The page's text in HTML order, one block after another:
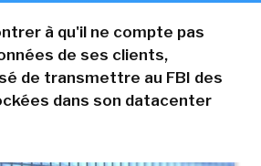
à qu'il ne compte pas
de ses clients,
de transmettre au FBI des
dans son datacenter